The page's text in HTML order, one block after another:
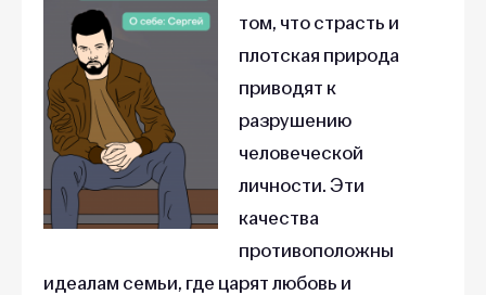
том, что страсть и
плотская природа
приводят к
разрушению
человеческой
личности. Эти
качества
противоположны
идеалам семьи, где царят любовь и